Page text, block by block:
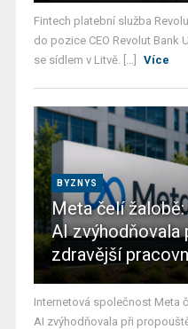
Fintech platební služba
do pozice CEO Revolut Bank
se sídlem v Litvě. [...]
Více
BYZNYS
Meta čelí
AI zvýhodňovala
zdravější
Internetová společnost Meta
AI zvýhodňovala při